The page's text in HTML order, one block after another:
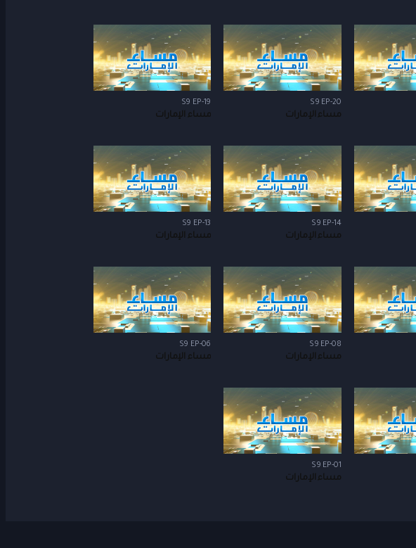
S9 EP-20
مساء الإمارات
S9 EP-19
مساء الإمارات
S9 EP-14
مساء الإمارات
S9 EP-13
مساء الإمارات
S9 EP-08
مساء الإمارات
S9 EP-06
مساء الإمارات
S9 EP-01
مساء الإمارات